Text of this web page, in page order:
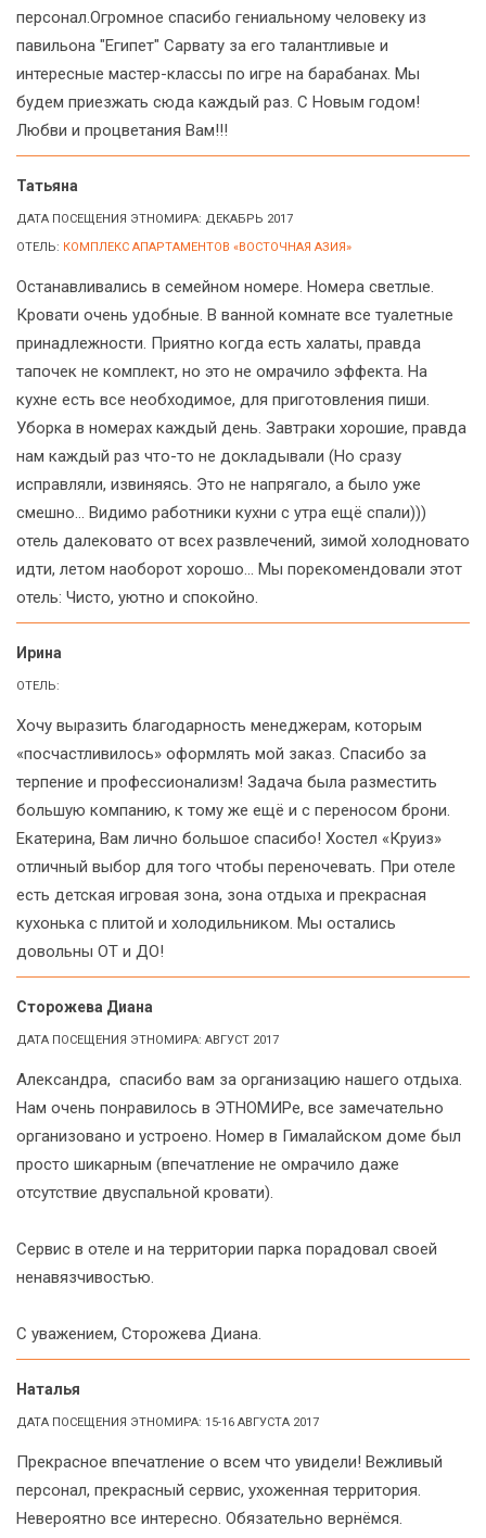
персонал.Огромное спасибо гениальному человеку из
павильона "Египет" Сарвату за его талантливые и
интересные мастер-классы по игре на барабанах. Мы
будем приезжать сюда каждый раз. С Новым годом!
Любви и процветания Вам!!!
Татьяна
ДАТА ПОСЕЩЕНИЯ ЭТНОМИРА: ДЕКАБРЬ 2017
ОТЕЛЬ: КОМПЛЕКС АПАРТАМЕНТОВ «ВОСТОЧНАЯ АЗИЯ»
Останавливались в семейном номере. Номера светлые.
Кровати очень удобные. В ванной комнате все туалетные
принадлежности. Приятно когда есть халаты, правда
тапочек не комплект, но это не омрачило эффекта. На
кухне есть все необходимое, для приготовления пиши.
Уборка в номерах каждый день. Завтраки хорошие, правда
нам каждый раз что-то не докладывали (Но сразу
исправляли, извиняясь. Это не напрягало, а было уже
смешно... Видимо работники кухни с утра ещё спали)))
отель далековато от всех развлечений, зимой холодновато
идти, летом наоборот хорошо... Мы порекомендовали этот
отель: Чисто, уютно и спокойно.
Ирина
ОТЕЛЬ:
Хочу выразить благодарность менеджерам, которым
«посчастливилось» оформлять мой заказ. Спасибо за
терпение и профессионализм! Задача была разместить
большую компанию, к тому же ещё и с переносом брони.
Екатерина, Вам лично большое спасибо! Хостел «Круиз»
отличный выбор для того чтобы переночевать. При отеле
есть детская игровая зона, зона отдыха и прекрасная
кухонька с плитой и холодильником. Мы остались
довольны ОТ и ДО!
Сторожева Диана
ДАТА ПОСЕЩЕНИЯ ЭТНОМИРА: АВГУСТ 2017
Александра, спасибо вам за организацию нашего отдыха.
Нам очень понравилось в ЭТНОМИРе, все замечательно
организовано и устроено. Номер в Гималайском доме был
просто шикарным (впечатление не омрачило даже
отсутствие двуспальной кровати).
Сервис в отеле и на территории парка порадовал своей
ненавязчивостью.
С уважением, Сторожева Диана.
Наталья
ДАТА ПОСЕЩЕНИЯ ЭТНОМИРА: 15-16 АВГУСТА 2017
Прекрасное впечатление о всем что увидели! Вежливый
персонал, прекрасный сервис, ухоженная территория.
Невероятно все интересно. Обязательно вернёмся.